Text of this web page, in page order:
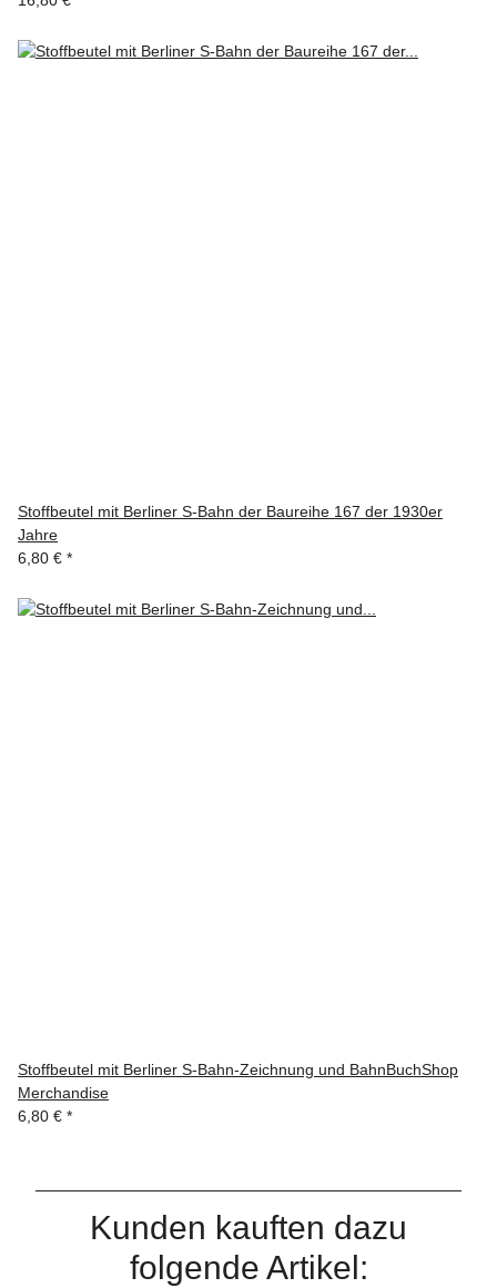
Stoffbeutel mit Berliner S-Bahn der Baureihe 167 der 1930er
Jahre
6,80 € *
Stoffbeutel mit Berliner S-Bahn-Zeichnung und BahnBuchShop
Merchandise
6,80 € *
Kunden kauften dazu
folgende Artikel: